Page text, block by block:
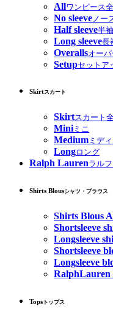
Allワンピース
No sleeve ノー
Half sleeve半袖
Long sleeve長
Overallsオー
Setupセットア
Skirtスカート
Skirtスカート
Miniミニ
Medium ミデ
Longロング
Ralph Laurenラル
Shirts Blousシャツ・ブラウス
Shirts Blous
Shortsleeve
Longsleeve
Shortsleeve
Longsleeve
RalphLauren
Tops トップス